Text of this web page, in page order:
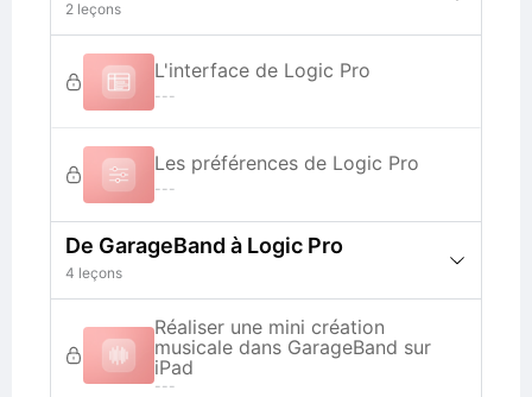
2 leçons
L'interface de Logic Pro
---
Les préférences de Logic Pro
---
De GarageBand à Logic Pro
4 leçons
Réaliser une mini création
musicale dans GarageBand sur
iPad
---